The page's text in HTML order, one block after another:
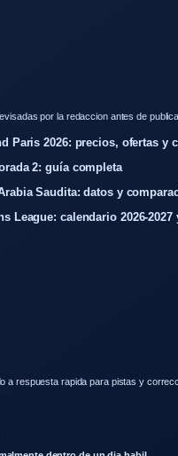
por la redaccion antes de
Paris 2026: precios, ofertas y
2: guía completa
Saudita: datos y
League: calendario 2026-
a respuesta rapida para pistas y